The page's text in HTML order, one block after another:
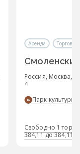
Аренда
Россия, Москва,
4
Парк культуры
Свободно 1
384,11 до 384,11 м